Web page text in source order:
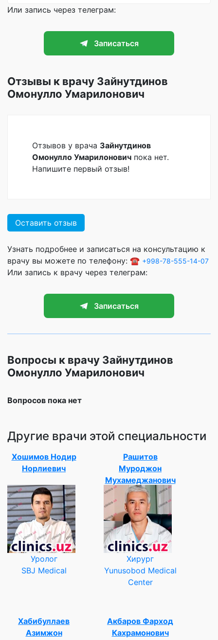
Или запись через телеграм:
Записаться
Отзывы к врачу Зайнутдинов
Омонулло Умарилонович
Отзывов у врача Зайнутдинов
Омонулло Умарилонович пока нет.
Напишите первый отзыв!
Оставить отзыв
Узнать подробнее и записаться на консультацию к
врачу вы можете по телефону: ☎️ +998-78-555-14-07
Или запись к врачу через телеграм:
Записаться
Вопросы к врачу Зайнутдинов
Омонулло Умарилонович
Вопросов пока нет
Другие врачи этой специальности
Хошимов Нодир
Норлиевич
Уролог
SBJ Medical
Рашитов
Муроджон
Мухамеджанович
Хирург
Yunusobod Medical
Center
Хабибуллаев
Азимжон
Акбаров Фарход
Кахрамонович